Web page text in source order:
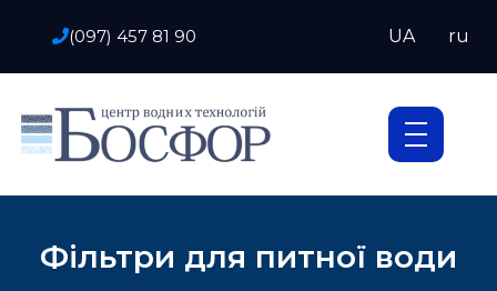
(097) 457 81 90 UA ru
Фільтри для питної води